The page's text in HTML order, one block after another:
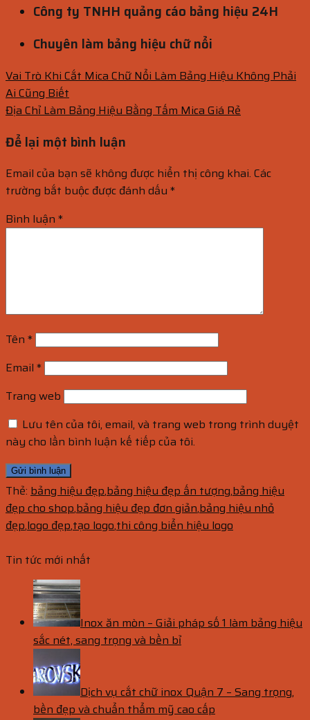
Công ty TNHH quảng cáo bảng hiệu 24H
Chuyên làm bảng hiệu chữ nổi
Vai Trò Khi Cắt Mica Chữ Nổi Làm Bảng Hiệu Không Phải
Ai Cũng Biết
Địa Chỉ Làm Bảng Hiệu Bằng Tấm Mica Giá Rẻ
Để lại một bình luận
Email của bạn sẽ không được hiển thị công khai. Các
trường bắt buộc được đánh dấu *
Bình luận *
Tên *
Email *
Trang web
Lưu tên của tôi, email, và trang web trong trình duyệt
này cho lần bình luận kế tiếp của tôi.
Thẻ: bảng hiệu đẹp,bảng hiệu đẹp ấn tượng,bảng hiệu
đẹp cho shop,bảng hiệu đẹp đơn giản,bảng hiệu nhỏ
đẹp,logo đẹp,tạo logo,thi công biển hiệu logo
Tin tức mới nhất
Inox ăn mòn – Giải pháp số 1 làm bảng hiệu
sắc nét, sang trọng và bền bỉ
Dịch vụ cắt chữ inox Quận 7 – Sang trọng,
bền đẹp và chuẩn thẩm mỹ cao cấp